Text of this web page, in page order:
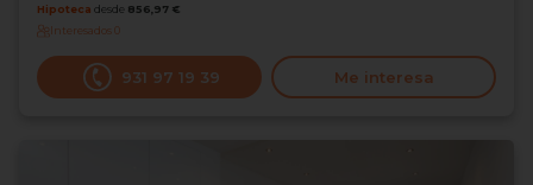
Hipoteca desde 856,97 €
Interesados0
931 97 19 39 Me interesa